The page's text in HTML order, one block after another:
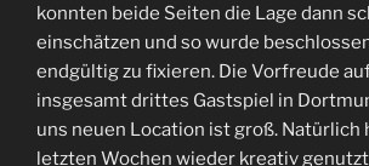
konnten beide Seiten die Lage dann
einschätzen und so wurde
endgültig zu fixieren. Die Vorfreude
insgesamt drittes Gastspiel in
uns neuen Location ist groß. Natürlich
letzten Wochen wieder kreativ